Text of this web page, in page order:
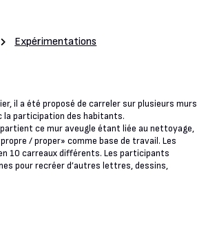
Expérimentations
il a été proposé de carreler sur plusieurs murs
la participation des habitants.
ce mur aveugle étant liée au nettoyage,
/ proper» comme base de travail. Les
10 carreaux différents. Les participants
pour recréer d’autres lettres, dessins,